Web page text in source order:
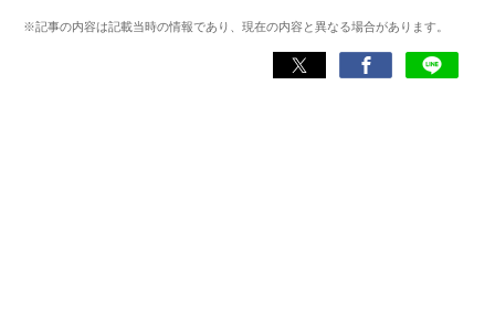
くして面白さを引き出し、人々に伝えるためゲームライタ
※記事の内容は記載当時の情報であり、現在の内容と異なる場合があります。